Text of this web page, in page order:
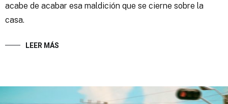
acabe de acabar esa maldición que se cierne sobre la
casa.
LEER MÁS